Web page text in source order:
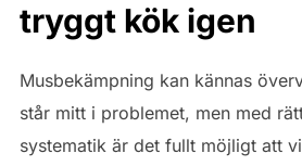
tryggt kök igen
Musbekämpning kan kännas
står mitt i problemet, men med
systematik är det fullt möjligt att